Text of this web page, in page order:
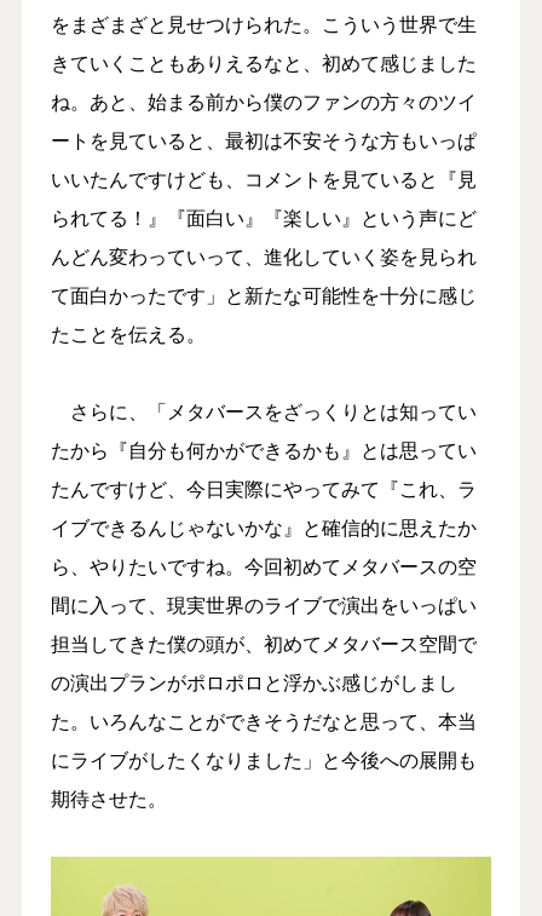
をまざまざと見せつけられた。こういう世界で生
きていくこともありえるなと、初めて感じました
ね。あと、始まる前から僕のファンの方々のツイ
ートを見ていると、最初は不安そうな方もいっぱ
いいたんですけども、コメントを見ていると『見
られてる！』『面白い』『楽しい』という声にど
んどん変わっていって、進化していく姿を見られ
て面白かったです」と新たな可能性を十分に感じ
たことを伝える。
さらに、「メタバースをざっくりとは知ってい
たから『自分も何かができるかも』とは思ってい
たんですけど、今日実際にやってみて『これ、ラ
イブできるんじゃないかな』と確信的に思えたか
ら、やりたいですね。今回初めてメタバースの空
間に入って、現実世界のライブで演出をいっぱい
担当してきた僕の頭が、初めてメタバース空間で
の演出プランがポロポロと浮かぶ感じがしまし
た。いろんなことができそうだなと思って、本当
にライブがしたくなりました」と今後への展開も
期待させた。